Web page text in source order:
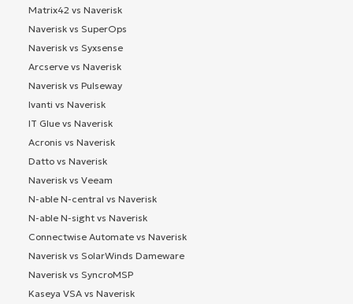
Matrix42 vs Naverisk
Naverisk vs SuperOps
Naverisk vs Syxsense
Arcserve vs Naverisk
Naverisk vs Pulseway
Ivanti vs Naverisk
IT Glue vs Naverisk
Acronis vs Naverisk
Datto vs Naverisk
Naverisk vs Veeam
N-able N-central vs Naverisk
N-able N-sight vs Naverisk
Connectwise Automate vs Naverisk
Naverisk vs SolarWinds Dameware
Naverisk vs SyncroMSP
Kaseya VSA vs Naverisk